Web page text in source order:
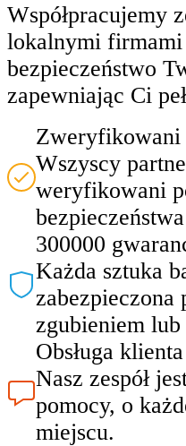
Współpracujemy
lokalnymi
bezpieczeństwo
zapewniając Ci
Zweryfikowani
Wszyscy
weryfikowani
300000
Każda sztuka
zabezpieczona
zgubieniem
Obsługa
Nasz zespół
pomocy, o
miejscu.